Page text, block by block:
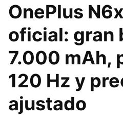
OnePlus
oficial: gran
7.000 mAh,
120 Hz y
ajustado